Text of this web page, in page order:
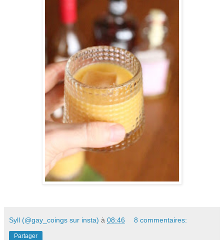
Syll (@gay_coings sur insta) à 08:46 8 commentaires:
Partager